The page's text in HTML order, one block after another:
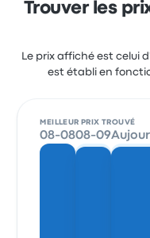
Trouver les
Le prix affiché est celui
est établi en
MEILLEUR PRIX TROUVÉ
08-0808-09